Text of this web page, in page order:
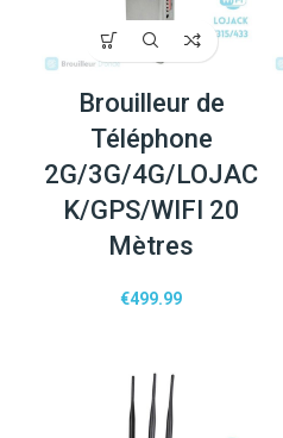
Brouilleur de
Téléphone
2G/3G/4G/LOJAC
K/GPS/WIFI 20
Mètres
€499.99